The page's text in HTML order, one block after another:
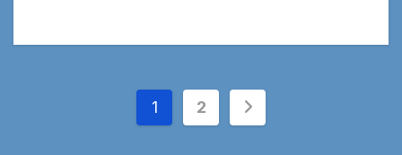
Paginación
1 2